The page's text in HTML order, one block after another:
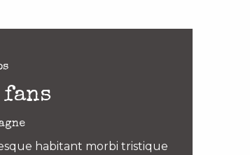
fans
habitant morbi tristique